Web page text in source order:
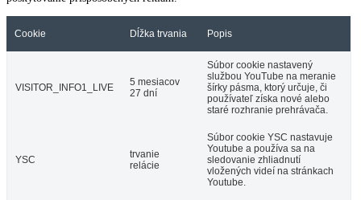
Cookie Dĺžka trvania Popis
VISITOR_INFO1_LIVE
5 mesiacov
27 dní
Súbor cookie nastavený
službou YouTube na meranie
šírky pásma, ktorý určuje, či
používateľ získa nové alebo
staré rozhranie prehrávača.
YSC
trvanie
relácie
Súbor cookie YSC nastavuje
Youtube a používa sa na
sledovanie zhliadnutí
vložených videí na stránkach
Youtube.